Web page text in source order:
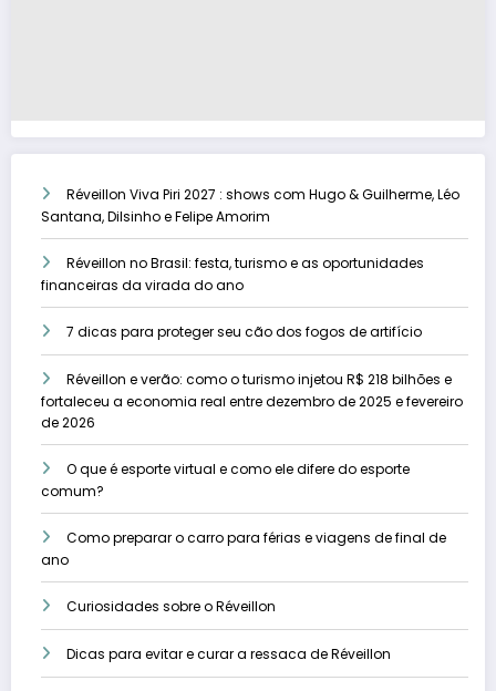
Réveillon Viva Piri 2027 : shows com Hugo & Guilherme, Léo
Santana, Dilsinho e Felipe Amorim
Réveillon no Brasil: festa, turismo e as oportunidades
financeiras da virada do ano
7 dicas para proteger seu cão dos fogos de artifício
Réveillon e verão: como o turismo injetou R$ 218 bilhões e
fortaleceu a economia real entre dezembro de 2025 e fevereiro
de 2026
O que é esporte virtual e como ele difere do esporte
comum?
Como preparar o carro para férias e viagens de final de
ano
Curiosidades sobre o Réveillon
Dicas para evitar e curar a ressaca de Réveillon